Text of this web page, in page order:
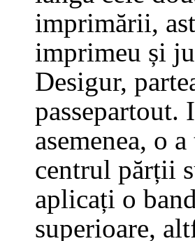
imprimării,
imprimeu și
Desigur,
passepartout.
asemenea, o
centrul părții
aplicați o
superioare,